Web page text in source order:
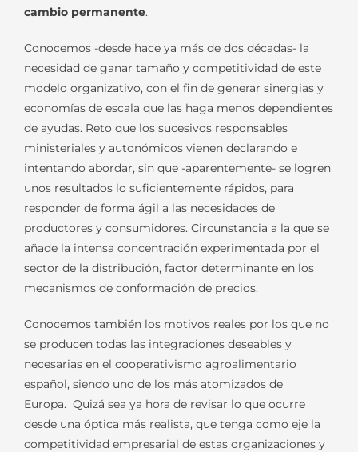
cambio permanente.
Conocemos -desde hace ya más de dos décadas- la
necesidad de ganar tamaño y competitividad de este
modelo organizativo, con el fin de generar sinergias y
economías de escala que las haga menos dependientes
de ayudas. Reto que los sucesivos responsables
ministeriales y autonómicos vienen declarando e
intentando abordar, sin que -aparentemente- se logren
unos resultados lo suficientemente rápidos, para
responder de forma ágil a las necesidades de
productores y consumidores. Circunstancia a la que se
añade la intensa concentración experimentada por el
sector de la distribución, factor determinante en los
mecanismos de conformación de precios.
Conocemos también los motivos reales por los que no
se producen todas las integraciones deseables y
necesarias en el cooperativismo agroalimentario
español, siendo uno de los más atomizados de
Europa. Quizá sea ya hora de revisar lo que ocurre
desde una óptica más realista, que tenga como eje la
competitividad empresarial de estas organizaciones y